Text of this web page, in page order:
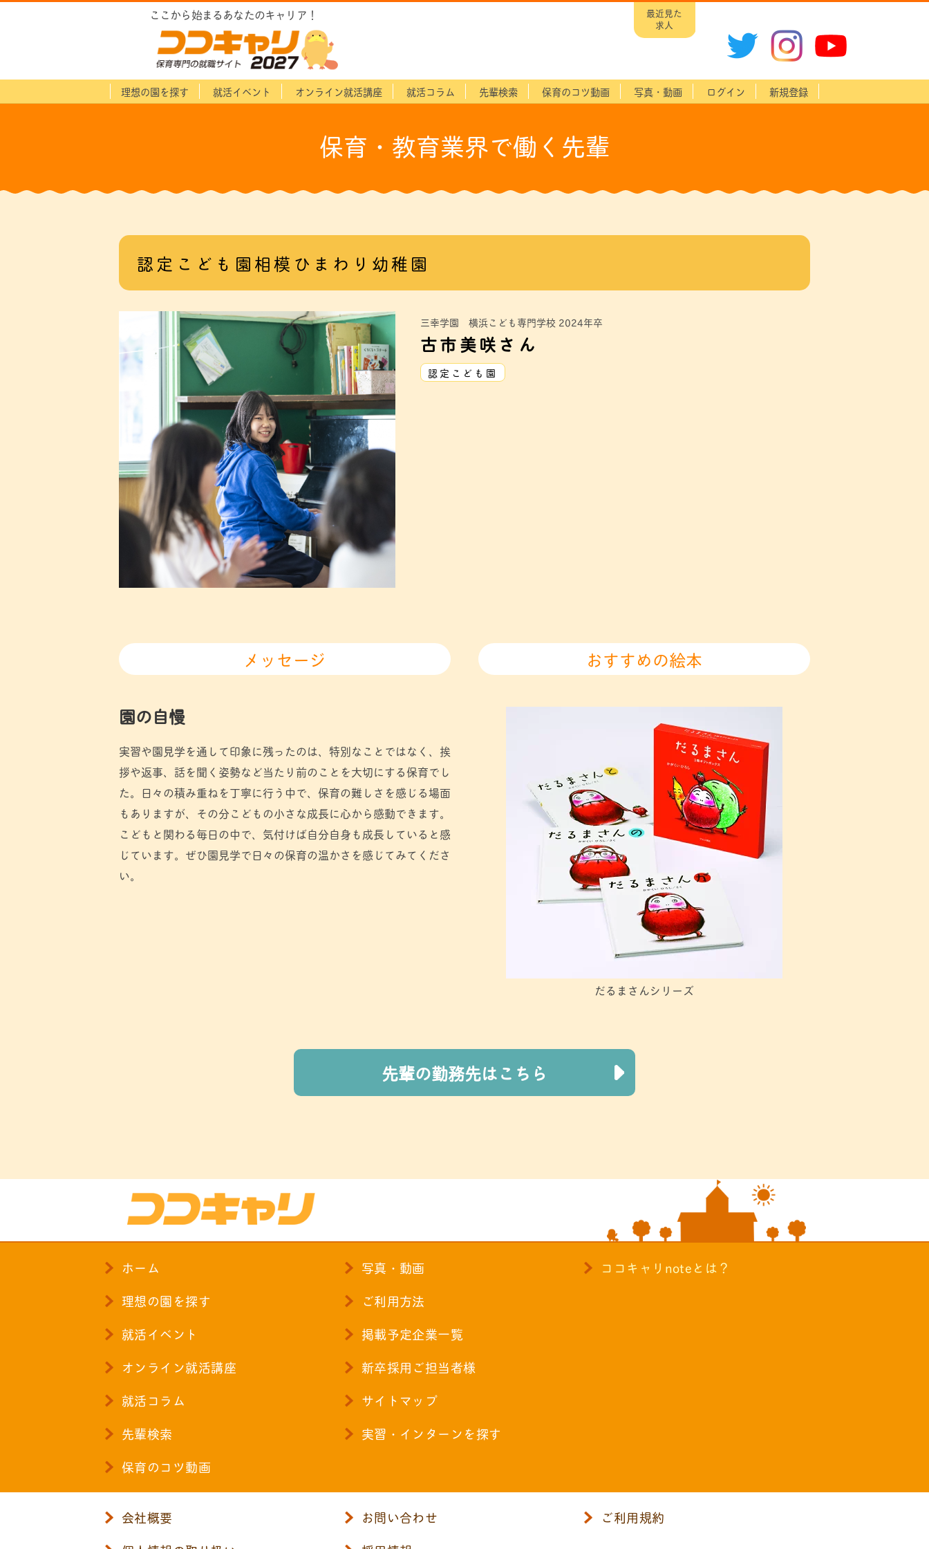
ここから始まるあなたのキャリア！
最近見た
求人
理想の園を探す 就活イベント オンライン就活講座 就活コラム 先輩検索 保育のコツ動画 写真・動画 ログイン 新規登録
保育・教育業界で働く先輩
認定こども園相模ひまわり幼稚園
三幸学園 横浜こども専門学校 2024年卒
古市美咲さん
認定こども園
メッセージ
園の自慢
実習や園見学を通して印象に残ったのは、特別なことではなく、挨
拶や返事、話を聞く姿勢など当たり前のことを大切にする保育でし
た。日々の積み重ねを丁寧に行う中で、保育の難しさを感じる場面
もありますが、その分こどもの小さな成長に心から感動できます。
こどもと関わる毎日の中で、気付けば自分自身も成長していると感
じています。ぜひ園見学で日々の保育の温かさを感じてみてくださ
い。
おすすめの絵本
だるまさんシリーズ
先輩の勤務先はこちら
ホーム
理想の園を探す
就活イベント
オンライン就活講座
就活コラム
先輩検索
保育のコツ動画
写真・動画
ご利用方法
掲載予定企業一覧
新卒採用ご担当者様
サイトマップ
実習・インターンを探す
ココキャリnoteとは？
会社概要 お問い合わせ
ご利用規約